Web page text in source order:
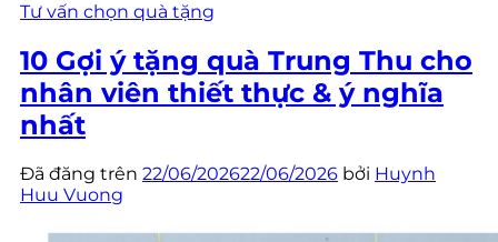
Tư vấn chọn quà tặng
10 Gợi ý tặng quà Trung Thu cho
nhân viên thiết thực & ý nghĩa
nhất
Đã đăng trên 22/06/202622/06/2026 bởi Huynh
Huu Vuong